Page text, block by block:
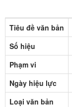
Tiêu đề văn bản
Số hiệu
Phạm vi
Ngày hiệu lực
Loại văn bản